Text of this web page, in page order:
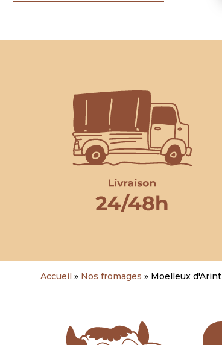
Accueil » Nos fromages » Moelleux